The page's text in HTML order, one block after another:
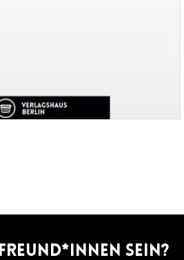
sein?